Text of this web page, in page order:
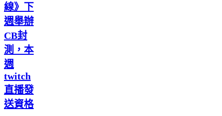
線》下
週舉辦
CB封
測，本
週
twitch
直播發
送資格